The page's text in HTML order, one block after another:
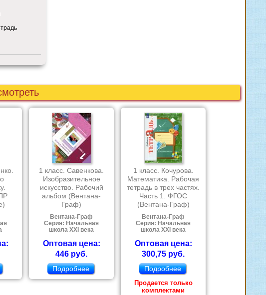
1 класс. Савенкова.
Изобразительное
искусство. Рабочий
альбом (Вентана-
Граф)
Вентана-Граф
Серия: Начальная
школа XXI века
Оптовая цена:
446 руб.
Подробнее
1 класс. Кочурова.
Математика. Рабочая
тетрадь в трех частях.
Часть 1. ФГОС
(Вентана-Граф)
Вентана-Граф
Серия: Начальная
школа XXI века
Оптовая цена:
300,75 руб.
Подробнее
Продается только
комплектами